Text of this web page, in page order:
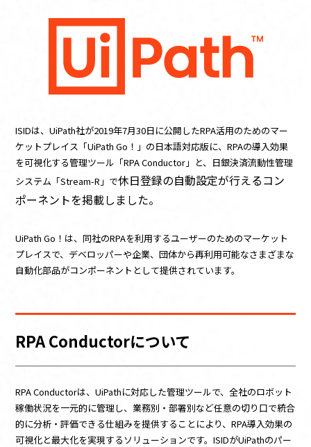
このサイトについて
UiPathとは
ISIDは、UiPath社が2019年7月30日に公開したRPA活用のためのマー
ケットプレイス「UiPath Go！」の日本語対応版に、RPAの導入効果
を可視化する管理ツール「RPA Conductor」と、日銀決済流動性管理
システム「Stream-R」で休日登録の自動設定が行えるコン
ポーネントを掲載しました。
UiPath Go！は、同社のRPAを利用するユーザーのためのマーケット
プレイスで、デベロッパーや企業、団体から再利用可能なさまざまな
自動化部品がコンポーネントとして提供されています。
RPA Conductorについて
RPA Conductorは、UiPathに対応した管理ツールで、全社のロボット
稼働状況を一元的に管理し、業務別・部署別など任意の切り口で統合
的に分析・評価できる仕組みを提供することにより、RPA導入効果の
可視化と最大化を実現するソリューションです。ISIDがUiPathのパー